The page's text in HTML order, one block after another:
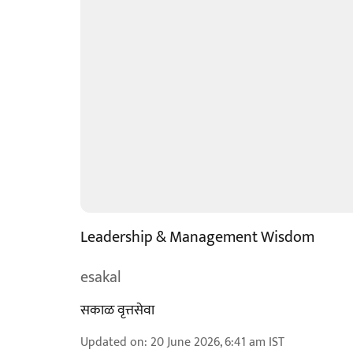
Leadership & Management Wisdom
esakal
सकाळ वृत्तसेवा
Updated on: 20 June 2026, 6:41 am IST